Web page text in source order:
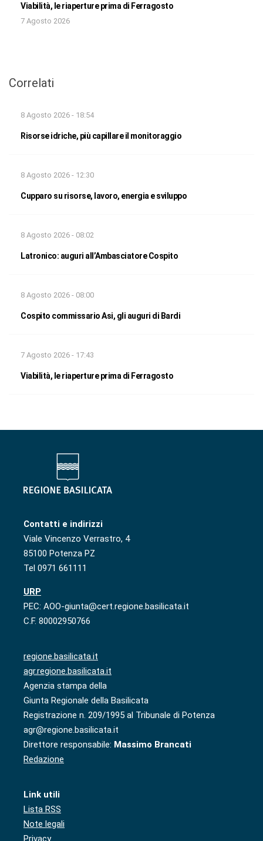
Viabilità, le riaperture prima di Ferragosto
7 Agosto 2026
Correlati
8 Agosto 2026 - 18:54
Risorse idriche, più capillare il monitoraggio
8 Agosto 2026 - 12:30
Cupparo su risorse, lavoro, energia e sviluppo
8 Agosto 2026 - 08:02
Latronico: auguri all’Ambasciatore Cospito
8 Agosto 2026 - 08:00
Cospito commissario Asi, gli auguri di Bardi
7 Agosto 2026 - 17:43
Viabilità, le riaperture prima di Ferragosto
Contatti e indirizzi
Viale Vincenzo Verrastro, 4
85100 Potenza PZ
Tel 0971 661111
URP
PEC: AOO-giunta@cert.regione.basilicata.it
C.F. 80002950766
regione.basilicata.it
agr.regione.basilicata.it
Agenzia stampa della
Giunta Regionale della Basilicata
Registrazione n. 209/1995 al Tribunale di Potenza
agr@regione.basilicata.it
Direttore responsabile: Massimo Brancati
Redazione
Link utili
Lista RSS
Note legali
Privacy